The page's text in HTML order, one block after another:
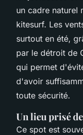
un cadre naturel
kitesurf. Les
surtout en été,
par le détroit de
qui permet
d'avoir
toute sécurité.
Un lieu prisé
Ce spot est